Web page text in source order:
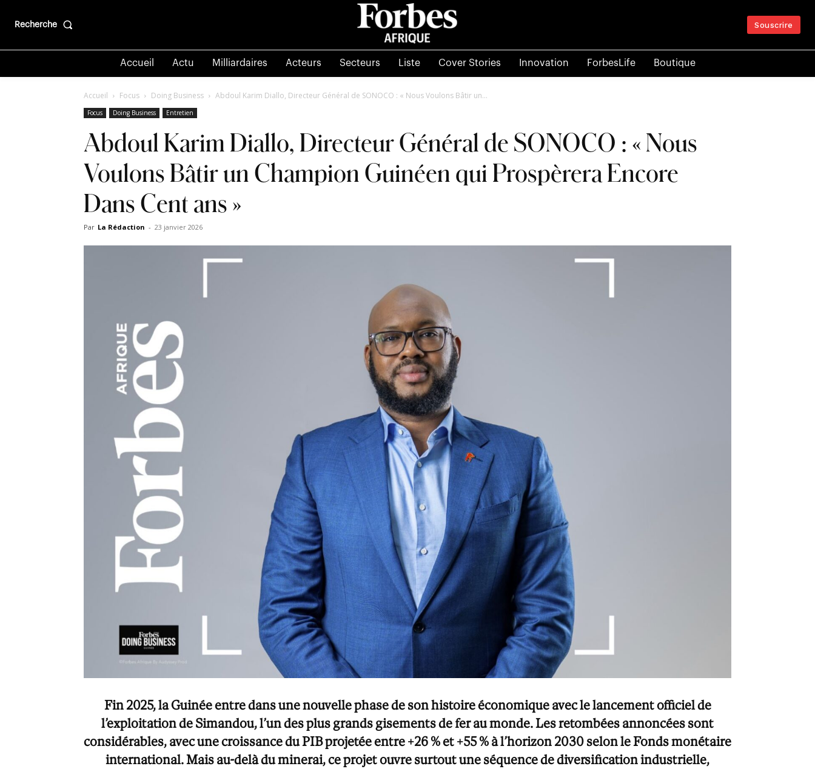
Recherche Souscrire
Accueil Actu Milliardaires Acteurs Secteurs Liste Cover Stories Innovation ForbesLife Boutique
Accueil Focus Doing Business Abdoul Karim Diallo, Directeur Général de SONOCO : « Nous Voulons Bâtir un...
Focus Doing Business Entretien
Abdoul Karim Diallo, Directeur Général de SONOCO : « Nous
Voulons Bâtir un Champion Guinéen qui Prospèrera Encore
Dans Cent ans »
Par La Rédaction - 23 janvier 2026
Fin 2025, la Guinée entre dans une nouvelle phase de son histoire économique avec le lancement officiel de
l’exploitation de Simandou, l’un des plus grands gisements de fer au monde. Les retombées annoncées sont
considérables, avec une croissance du PIB projetée entre +26 % et +55 % à l’horizon 2030 selon le Fonds monétaire
international. Mais au-delà du minerai, ce projet ouvre surtout une séquence de diversification industrielle,